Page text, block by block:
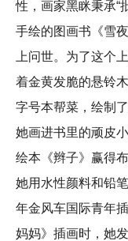
性，画家黑眯秉承“
手绘的图画书《雪
上问世。为了这个
着金黄发脆的悬铃
字号本帮菜，绘制
她画进书里的顽皮
绘本《辫子》赢得
她用水性颜料和铅
年金风车国际青年
妈妈》插画时，她